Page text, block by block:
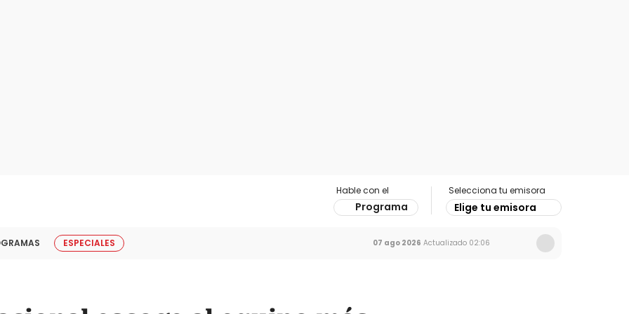
Hable con el
Programa
Selecciona tu emisora
Elige tu emisora
ESPECIALES 07 ago 2026 Actualizado 02:06